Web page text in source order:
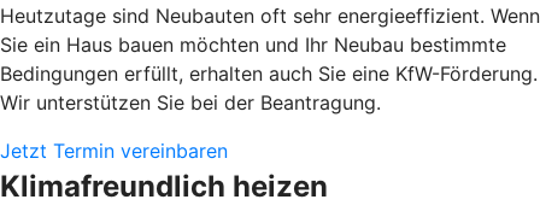
Heutzutage sind Neubauten oft sehr energieeffizient. Wenn
Sie ein Haus bauen möchten und Ihr Neubau bestimmte
Bedingungen erfüllt, erhalten auch Sie eine KfW-Förderung.
Wir unterstützen Sie bei der Beantragung.
Jetzt Termin vereinbaren
Klimafreundlich heizen